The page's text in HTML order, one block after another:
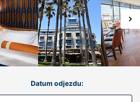
Datum odjezdu: